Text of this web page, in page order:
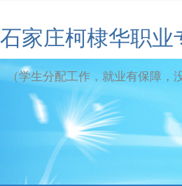
石家庄柯棣华职
（学生分配工作，就业有保障，